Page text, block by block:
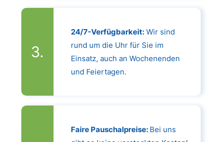
24/7-Verfügbarkeit:Wir sind
rund um die Uhr für Sie im
Einsatz, auch an Wochenenden
und Feiertagen.
Faire Pauschalpreise: Bei uns